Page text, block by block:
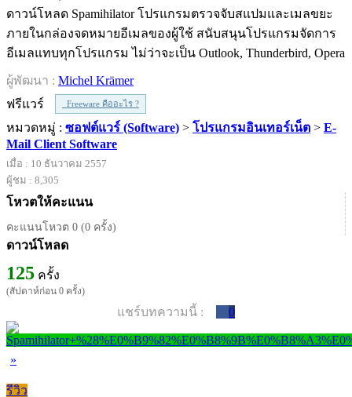
ดาวน์โหลด Spamihilator โปรแกรมตรวจจับสแปมและเมลขยะ
ภายในกล่องจดหมายอีเมลของผู้ใช้ สนับสนุนโปรแกรมจัดการ
อีเมลแทบทุกโปรแกรม ไม่ว่าจะเป็น Outlook, Thunderbird, Opera
ผู้พัฒนา : Michel Krämer
ฟรีแวร์
Freeware คืออะไร ?
หมวดหมู่ : ซอฟต์แวร์ (Software) > โปรแกรมอินเทอร์เน็ต > E-
Mail Client Software
เมื่อ : 10 ธันวาคม 2557
ผู้ชม : 8,305
โหวตให้คะแนน
คะแนนโหวต 0 (0 ครั้ง)
ดาวน์โหลด
125 ครั้ง
(สัปดาห์ก่อน 0 ครั้ง)
แชร์บทความนี้ : 0
»
รีวิว